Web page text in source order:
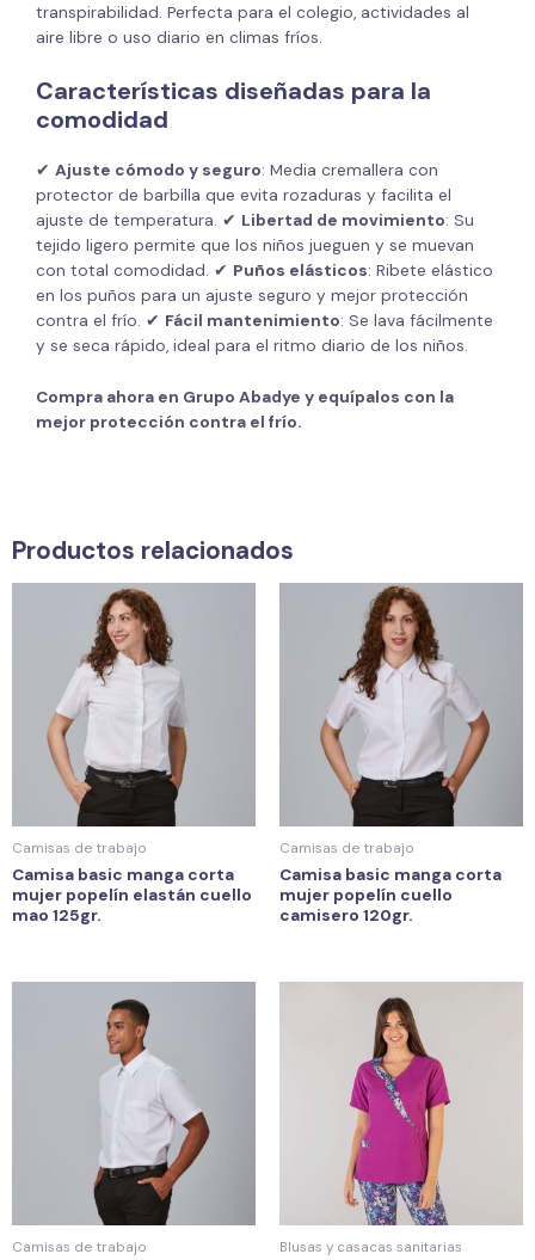
transpirabilidad. Perfecta para el colegio, actividades al
aire libre o uso diario en climas fríos.
Características diseñadas para la
comodidad
✔ Ajuste cómodo y seguro: Media cremallera con
protector de barbilla que evita rozaduras y facilita el
ajuste de temperatura. ✔ Libertad de movimiento: Su
tejido ligero permite que los niños jueguen y se muevan
con total comodidad. ✔ Puños elásticos: Ribete elástico
en los puños para un ajuste seguro y mejor protección
contra el frío. ✔ Fácil mantenimiento: Se lava fácilmente
y se seca rápido, ideal para el ritmo diario de los niños.
Compra ahora en Grupo Abadye y equípalos con la
mejor protección contra el frío.
Productos relacionados
Camisas de trabajo
Camisa basic manga corta
mujer popelín elastán cuello
mao 125gr.
Camisas de trabajo
Camisa basic manga corta
mujer popelín cuello
camisero 120gr.
Camisas de trabajo Blusas y casacas sanitarias